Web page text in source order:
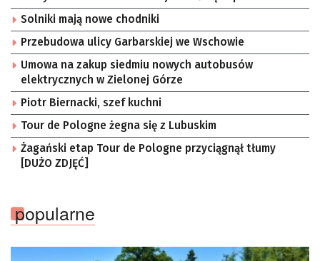
Solniki mają nowe chodniki
Przebudowa ulicy Garbarskiej we Wschowie
Umowa na zakup siedmiu nowych autobusów
elektrycznych w Zielonej Górze
Piotr Biernacki, szef kuchni
Tour de Pologne żegna się z Lubuskim
Żagański etap Tour de Pologne przyciągnął tłumy
[DUŻO ZDJĘĆ]
popularne